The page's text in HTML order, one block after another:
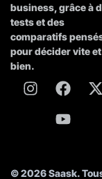
business, grâce à
tests et des
comparatifs
pour décider vite et
bien.
© 2026 Saask.